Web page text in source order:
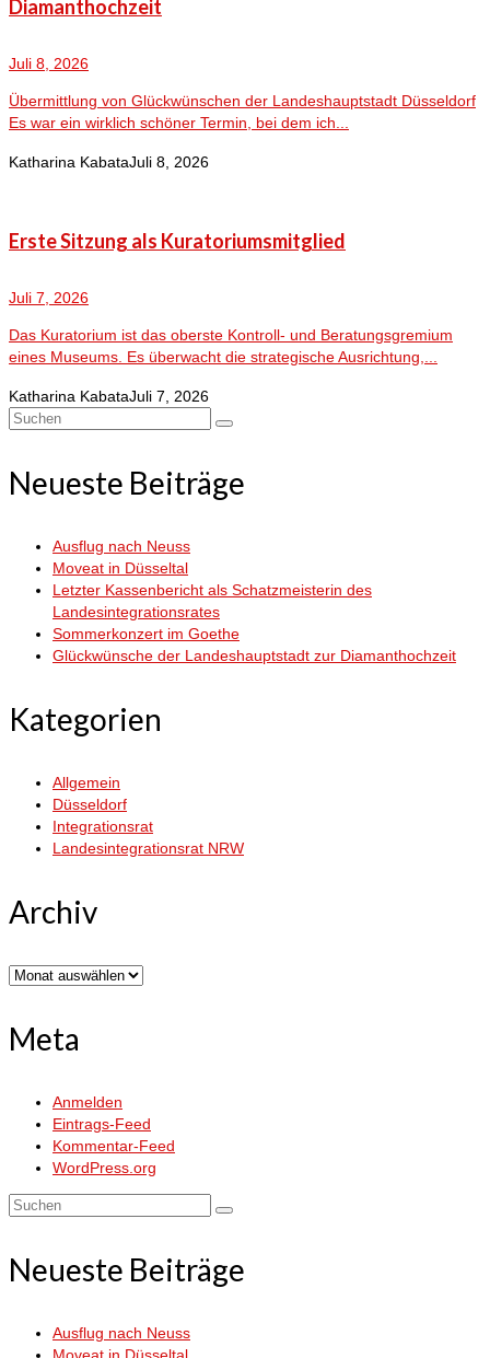
Diamanthochzeit
Juli 8, 2026
Übermittlung von Glückwünschen der Landeshauptstadt Düsseldorf
Es war ein wirklich schöner Termin, bei dem ich...
Katharina KabataJuli 8, 2026
Erste Sitzung als Kuratoriumsmitglied
Juli 7, 2026
Das Kuratorium ist das oberste Kontroll- und Beratungsgremium
eines Museums. Es überwacht die strategische Ausrichtung,...
Katharina KabataJuli 7, 2026
Suchen
Neueste Beiträge
Ausflug nach Neuss
Moveat in Düsseltal
Letzter Kassenbericht als Schatzmeisterin des
Landesintegrationsrates
Sommerkonzert im Goethe
Glückwünsche der Landeshauptstadt zur Diamanthochzeit
Kategorien
Allgemein
Düsseldorf
Integrationsrat
Landesintegrationsrat NRW
Archiv
Archiv
Meta
Anmelden
Eintrags-Feed
Kommentar-Feed
WordPress.org
Suchen
Neueste Beiträge
Ausflug nach Neuss